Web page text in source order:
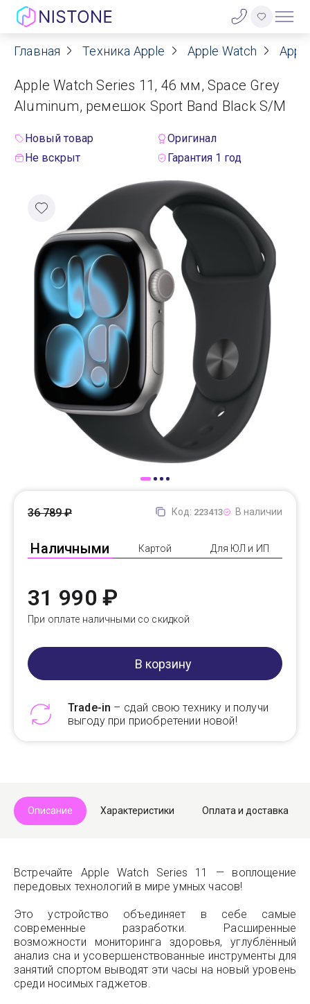
Акции
О нас
Договор оферты
Реквизиты
Контакты
Гарантия
Оплата
Доставка
Самовывоз
Trade-In
Главная Техника Apple Apple Watch
Apple Watch Series 11, 46 мм, Space Grey
Aluminum, ремешок Sport Band Black S/M
Новый товар
Оригинал
Не вскрыт
Гарантия 1 год
Код: 223413 В наличии
Наличными Картой Для ЮЛ и ИП
36 789 ₽
31 990 ₽
При оплате наличными со скидкой
В корзину
Trade-in – сдай свою технику и получи
выгоду при приобретении новой!
Описание Характеристики Оплата и доставка
Встречайте Apple Watch Series 11 — воплощение
передовых технологий в мире умных часов!
Это устройство объединяет в себе самые
современные разработки. Расширенные
возможности мониторинга здоровья, углублённый
анализ сна и усовершенствованные инструменты для
занятий спортом выводят эти часы на новый уровень
среди носимых гаджетов.